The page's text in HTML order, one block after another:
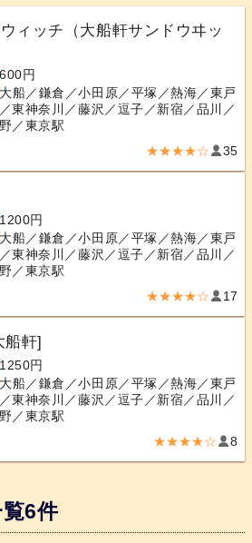
ィッチ（大船軒サンドウヰッ
600円
大船／鎌倉／小田原／平塚／熱海／東戸
東神奈川／藤沢／逗子／新宿／品川／
／東京駅
★★★★☆ 35
1200円
大船／鎌倉／小田原／平塚／熱海／東戸
東神奈川／藤沢／逗子／新宿／品川／
／東京駅
★★★★☆ 17
軒]
1250円
大船／鎌倉／小田原／平塚／熱海／東戸
東神奈川／藤沢／逗子／新宿／品川／
／東京駅
★★★★☆ 8
6件